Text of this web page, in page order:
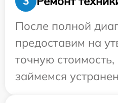
После полной
предоставим на
точную
займемся